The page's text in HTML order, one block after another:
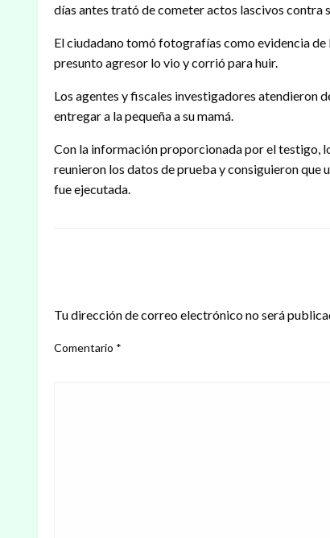
días antes trató de cometer actos lascivos contra
El ciudadano tomó fotografías como evidencia
presunto agresor lo vio y corrió para huir.
Los agentes y fiscales investigadores atendieron
entregar a la pequeña a su mamá.
Con la información proporcionada por el testigo,
reunieron los datos de prueba y consiguieron que
fue ejecutada.
Tu dirección de correo electrónico no será
Comentario *